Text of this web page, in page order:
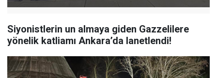
Siyonistlerin un almaya giden Gazzelilere
yönelik katliamı Ankara’da lanetlendi!